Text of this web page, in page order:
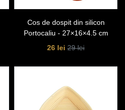
Cos de dospit din silicon
Portocaliu - 27×16×4.5 cm
26 lei 29 lei